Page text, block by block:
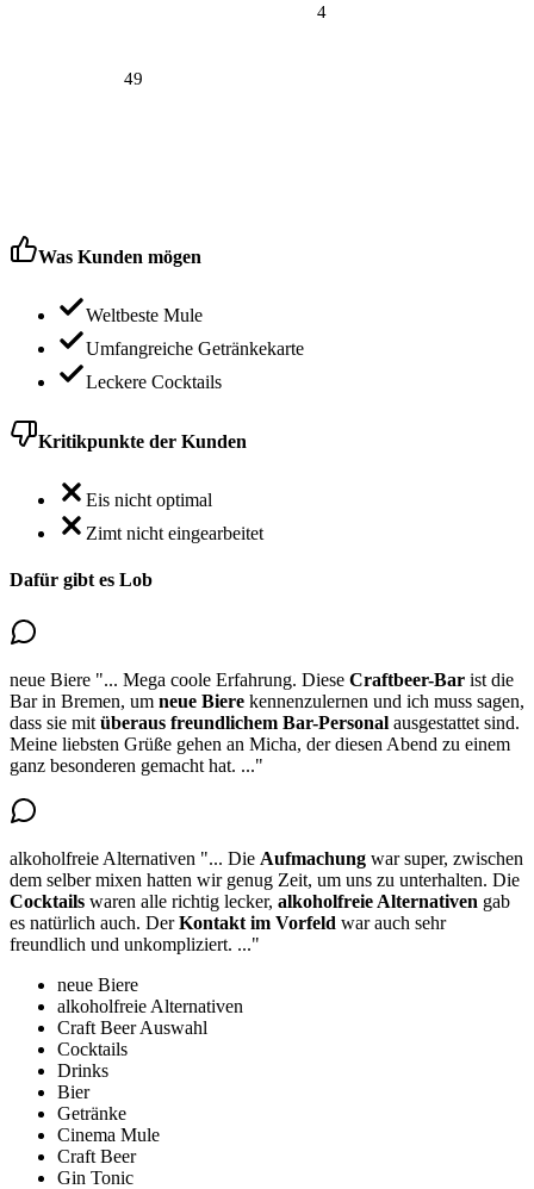
4
49
Was Kunden mögen
Weltbeste Mule
Umfangreiche Getränkekarte
Leckere Cocktails
Kritikpunkte der Kunden
Eis nicht optimal
Zimt nicht eingearbeitet
Dafür gibt es Lob
neue Biere "... Mega coole Erfahrung. Diese Craftbeer-Bar ist die
Bar in Bremen, um neue Biere kennenzulernen und ich muss sagen,
dass sie mit überaus freundlichem Bar-Personal ausgestattet sind.
Meine liebsten Grüße gehen an Micha, der diesen Abend zu einem
ganz besonderen gemacht hat. ..."
alkoholfreie Alternativen "... Die Aufmachung war super, zwischen
dem selber mixen hatten wir genug Zeit, um uns zu unterhalten. Die
Cocktails waren alle richtig lecker, alkoholfreie Alternativen gab
es natürlich auch. DerKontakt im Vorfeld war auch sehr
freundlich und unkompliziert. ..."
neue Biere
alkoholfreie Alternativen
Craft Beer Auswahl
Cocktails
Drinks
Bier
Getränke
Cinema Mule
Craft Beer
Gin Tonic